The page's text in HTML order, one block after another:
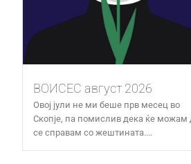
ВОИСЕС август 2026
Овој јули не ми беше прв месец во
Скопје, па помислив дека ќе можам
се справам со жештината....